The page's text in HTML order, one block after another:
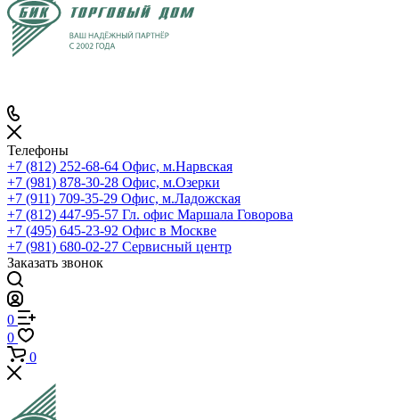
Телефоны
+7 (812) 252-68-64 Офис, м.Нарвская
+7 (981) 878-30-28 Офис, м.Озерки
+7 (911) 709-35-29 Офис, м.Ладожская
+7 (812) 447-95-57 Гл. офис Маршала Говорова
+7 (495) 645-23-92 Офис в Москве
+7 (981) 680-02-27 Сервисный центр
Заказать звонок
0
0
0